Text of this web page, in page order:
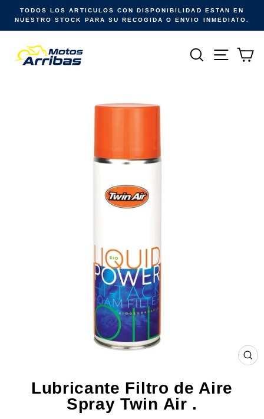
directamente
al
contenido
TODOS LOS ARTICULOS CON DISPONIBILIDAD ESTAN EN
NUESTRO STOCK PARA SU RECOGIDA O ENVIO INMEDIATO.
Buscar
Lubricante Filtro de Aire
Spray Twin Air .